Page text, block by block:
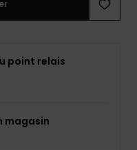
point relais
magasin